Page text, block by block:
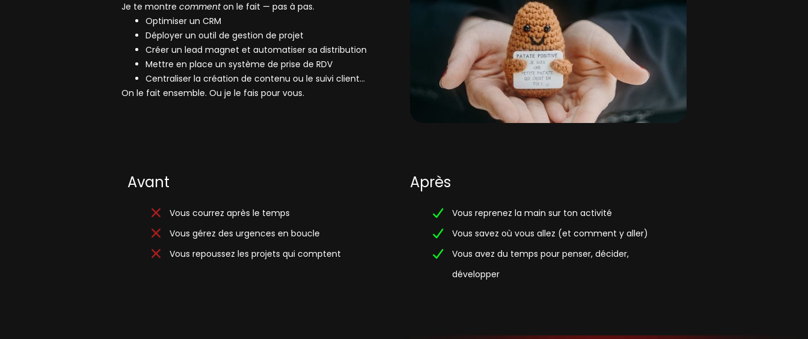
Je te montre commenton le fait — pas à pas.
Optimiser un CRM
Déployer un outil de gestion de projet
Créer un lead magnet et automatiser sa distribution
Mettre en place un système de prise de RDV
Centraliser la création de contenu ou le suivi client...
On le fait ensemble. Ou je le fais pour vous.
Avant
Vous courrez après le temps
Vous gérez des urgences en boucle
Vous repoussez les projets qui comptent
Après
Vous reprenez la main sur ton activité
Vous savez où vous allez (et comment y aller)
Vous avez du temps pour penser, décider,
développer